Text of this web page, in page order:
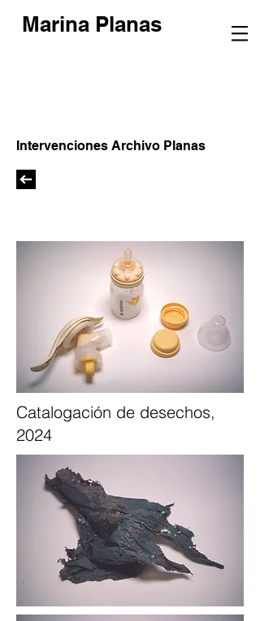
Marina Planas
Intervenciones Archivo Planas
Catalogación de desechos,
2024